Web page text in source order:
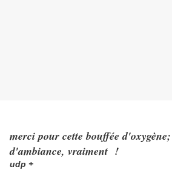
merci pour cette bouffée
d'ambiance, vraiment !
udp +